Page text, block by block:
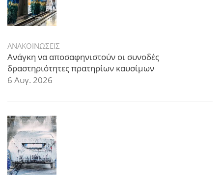
ΑΝΑΚΟΙΝΩΣΕΙΣ
Ανάγκη να αποσαφηνιστούν οι συνοδές
δραστηριότητες πρατηρίων καυσίμων
6 Αυγ. 2026